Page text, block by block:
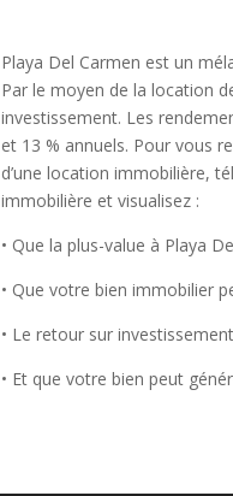
Playa Del Carmen est un
Par le moyen de la location
investissement. Les
et 13 % annuels. Pour vous
d’une location immobilière,
immobilière et visualisez :
• Que la plus-value à Playa
• Que votre bien immobilier
• Le retour sur
• Et que votre bien peut